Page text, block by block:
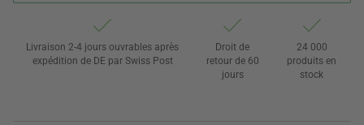
Livraison 2-4 jours ouvrables après
expédition de DE par Swiss Post
Droit de
retour de 60
jours
24 000
produits en
stock